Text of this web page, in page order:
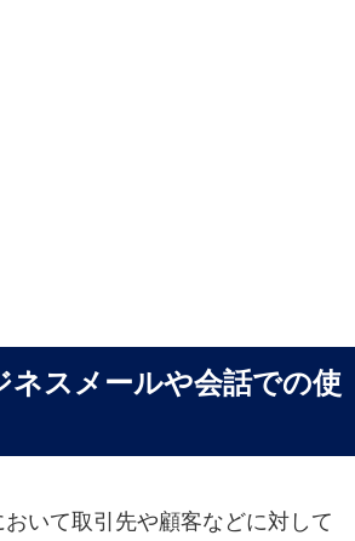
ネスメールや会話での使
いて取引先や顧客などに対して